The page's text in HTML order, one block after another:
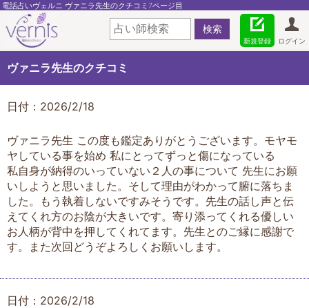
電話占いヴェルニ ヴァニラ先生のクチコミ7ページ目
ログイン
新規登録
ヴァニラ先生のクチコミ
日付：2026/2/18
ヴァニラ先生 この度も鑑定ありがとうございます。モヤモ
ヤしている事を始め 私にとってずっと傷になっている
私自身が納得のいっていない２人の事について 先生にお願
いしようと思いました。そして理由がわかって腑に落ちま
した。もう執着しないですみそうです。先生の話し声と伝
えてくれ方のお陰が大きいです。寄り添ってくれる優しい
お人柄が背中を押してくれてます。先生とのご縁に感謝で
す。また次回どうぞよろしくお願いします。
日付：2026/2/18